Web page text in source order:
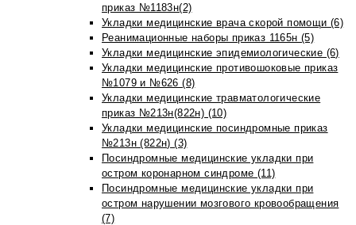
приказ №1183н(2)
Укладки медицинские врача скорой помощи (6)
Реанимационные наборы приказ 1165н (5)
Укладки медицинские эпидемиологические (6)
Укладки медицинские противошоковые приказ
№1079 и №626 (8)
Укладки медицинские травматологические
приказ №213н(822н) (10)
Укладки медицинские посиндромные приказ
№213н (822н) (3)
Посиндромные медицинские укладки при
остром коронарном синдроме (11)
Посиндромные медицинские укладки при
остром нарушении мозгового кровообращения
(7)